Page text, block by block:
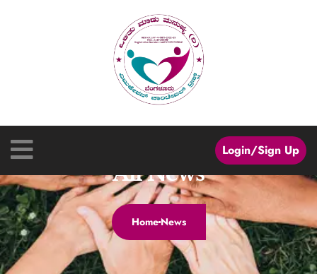
Login/Sign Up
All News
HomeNews